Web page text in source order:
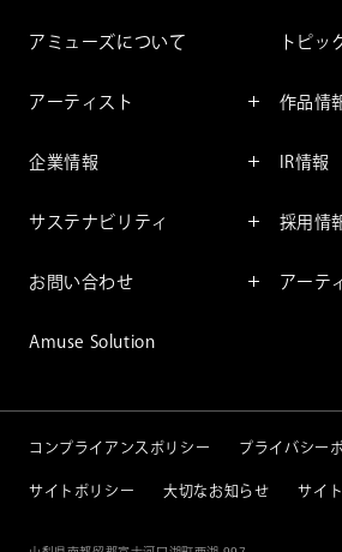
アミューズについて
アーティスト
企業情報
企業理念
サステナビリティ
アミューズのサステナビリテ
重要課題
お問い合わせ
Amuse Solution
トピッ
レポート
作品情
コミック
IR情報
IRマネ
採用情
アーテ
コンプライアンスポリシー プライバシー
サイトポリシー 大切なお知らせ サイ